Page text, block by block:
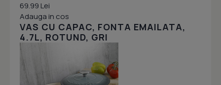
69.99 Lei
Adauga in cos
VAS CU CAPAC, FONTA EMAILATA,
4.7L, ROTUND, GRI